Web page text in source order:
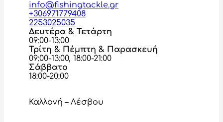
info@fishingtackle.gr
+306971779408
2253025035
Δευτέρα & Τετάρτη
09:00-13:00
Τρίτη & Πέμπτη & Παρασκευή
09:00-13:00, 18:00-21:00
Σάββατο
18:00-20:00
Καλλονή – Λέσβου